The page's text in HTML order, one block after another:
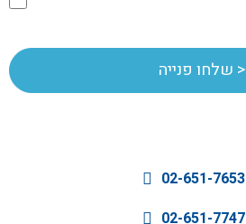
02-651-7653
02-651-7747